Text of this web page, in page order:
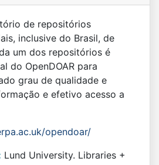
de repositórios
inclusive do Brasil, de
um dos repositórios é
do OpenDOAR para
grau de qualidade e
e efetivo acesso a
opendoar/
Lund University. Libraries +